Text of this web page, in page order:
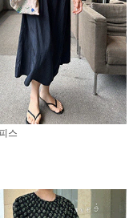
스